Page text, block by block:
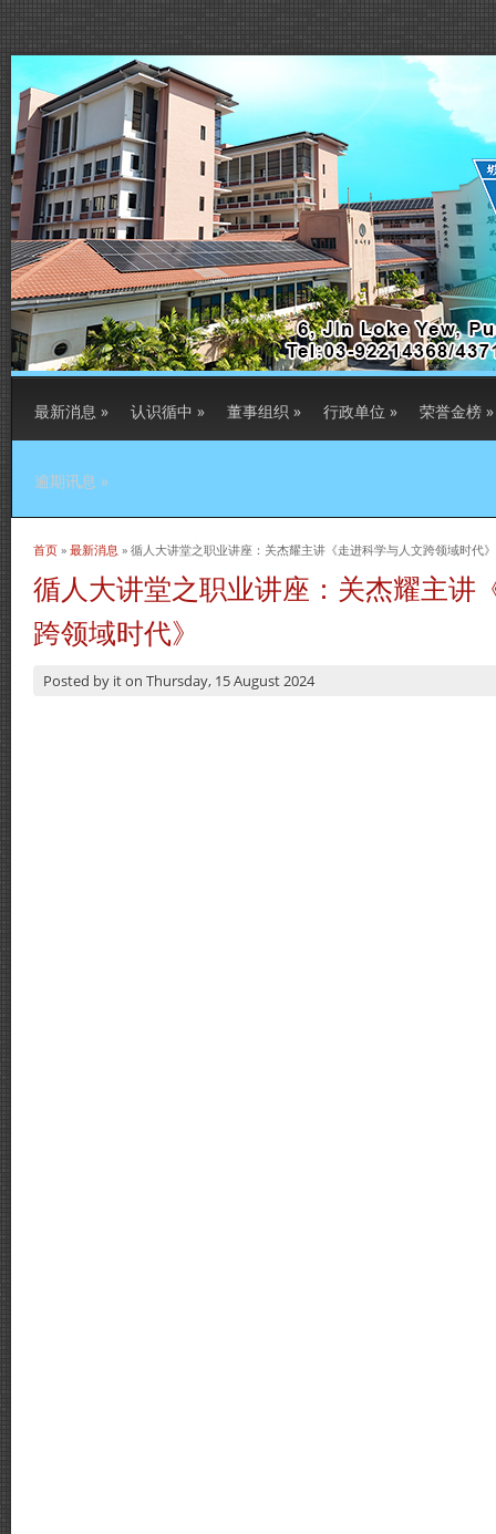
最新消息 » 认识循中 » 董事组织 » 行政单位 » 荣誉金榜 »
逾期讯息 »
当前位置
首页 » 最新消息 » 循人大讲堂之职业讲座：关杰耀主讲《走进科学与人文跨领域时代》
循人大讲堂之职业讲座：关杰耀主讲
跨领域时代》
Posted by iton Thursday, 15 August 2024